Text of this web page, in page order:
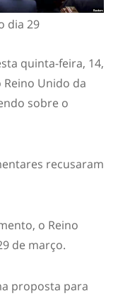
dia 29
quinta-feira, 14,
Unido da
sobre o
recusaram
o Reino
de março.
proposta para